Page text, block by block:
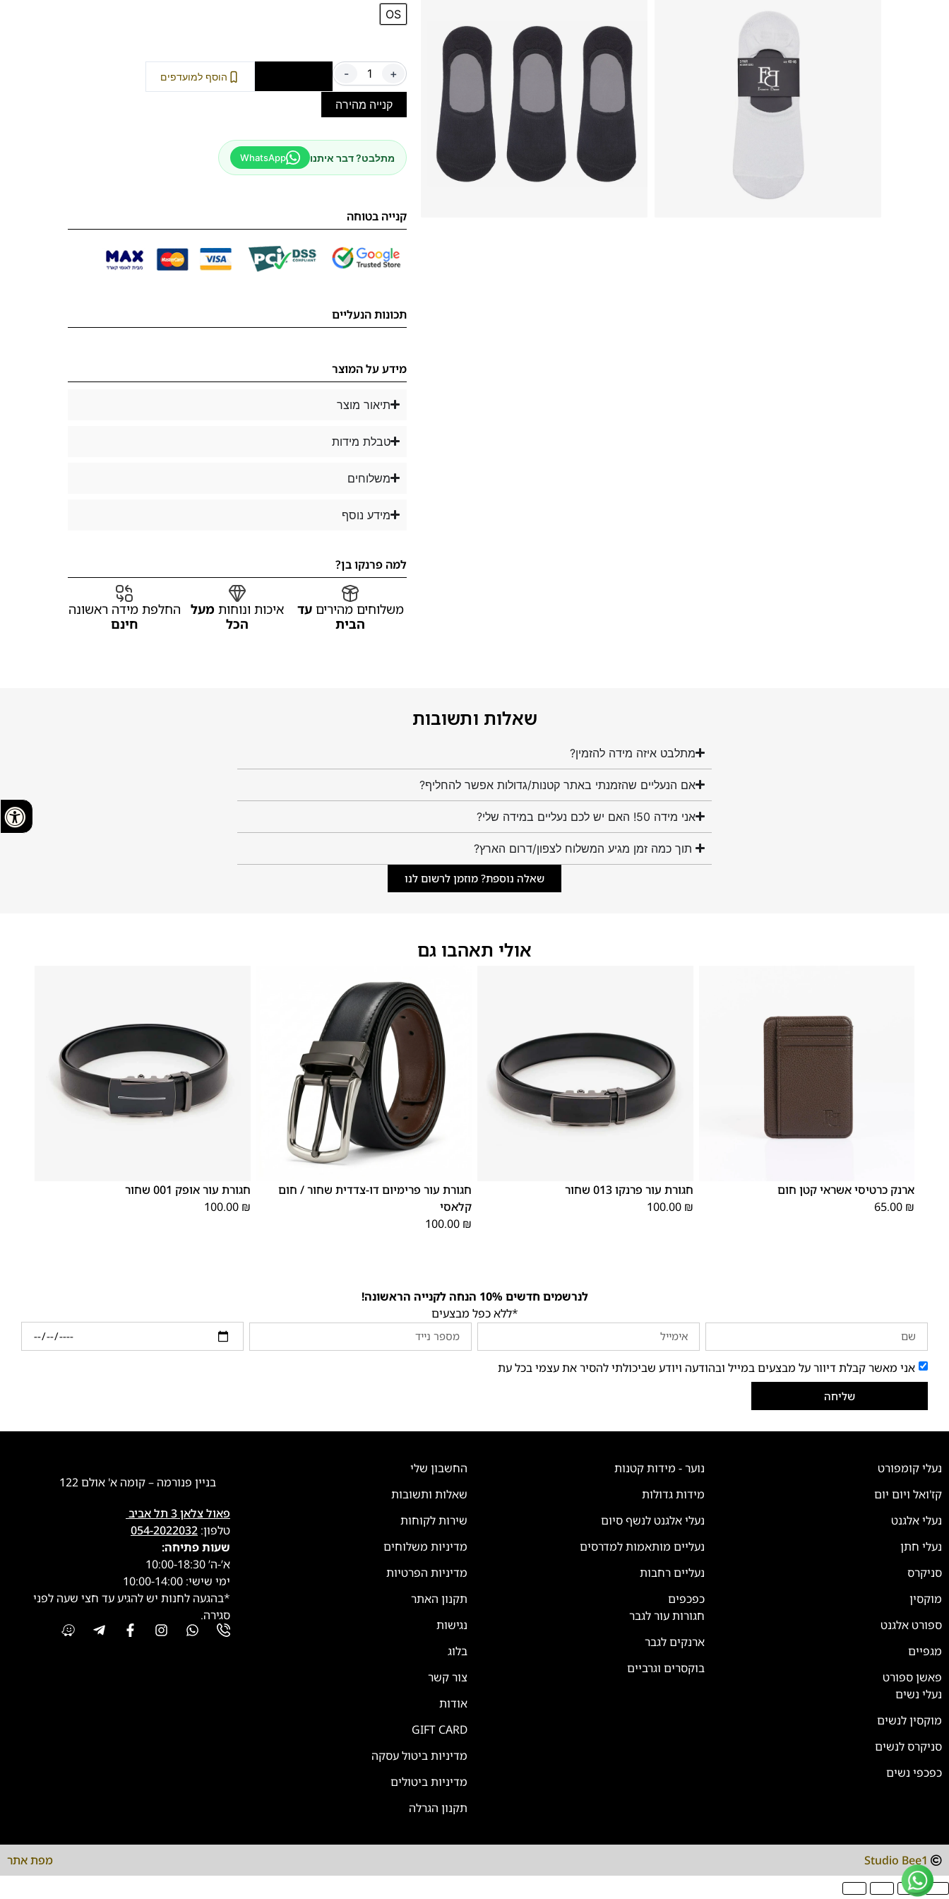
OS
- + הוסף למועדפים
קנייה מהירה
מתלבט? דבר איתנו WhatsApp
קנייה בטוחה
תכונות הנעליים
מידע על המוצר
תיאור מוצר
טבלת מידות
משלוחים
מידע נוסף
למה פרנקו בן?
משלוחים מהיריםעד
הבית
איכות ונוחות מעל
הכל
החלפת מידה ראשונה
חינם
שאלות ותשובות
מתלבט איזה מידה להזמין?
אם הנעליים שהזמנתי באתר קטנות/גדולות אפשר להחליף?
אני מידה 50! האם יש לכם נעליים במידה שלי?
תוך כמה זמן מגיע המשלוח לצפון/דרום הארץ?
שאלה נוספת? מוזמן לרשום לנו
אולי תאהבו גם
ארנק כרטיסי אשראי קטן חום
65.00 ₪
L
חגורת עור פרנקו 013 שחור
100.00 ₪
L
חגורת עור פרימיום דו-צדדית שחור / חום
קלאסי
100.00 ₪
L
חגורת עור אופק 001 שחור
100.00 ₪
לנרשמים חדשים 10% הנחה לקנייה הראשונה!
*ללא כפל מבצעים
אני מאשר קבלת דיוור על מבצעים במייל ובהודעה ויודע שביכולתי להסיר את עצמי בכל עת
שליחה
נעלי קומפורט
קז'ואל ויום יום
נעלי אלגנט
נעלי חתן
סניקרס
מוקסין
ספורט אלגנט
מגפיים
פאשן ספורט
נעלי נשים
מוקסין לנשים
סניקרס לנשים
כפכפי נשים
נוער - מידות קטנות
מידות גדולות
נעלי אלגנט לנשף סיום
נעליים מותאמות למדרסים
נעליים רחבות
כפכפים
חגורות עור לגבר
ארנקים לגבר
בוקסרים וגרביים
החשבון שלי
שאלות ותשובות
שירות לקוחות
מדיניות משלוחים
מדיניות הפרטיות
תקנון האתר
נגישות
בלוג
צור קשר
אודות
GIFT CARD
מדיניות ביטול עסקה
מדיניות ביטולים
תקנון הגרלה
בניין פנורמה – קומה א' אולם 122
פאול צלאן 3 תל אביב
טלפון: 054-2022032
שעות פתיחה:
א’-ה’ 10:00-18:30
ימי שישי: 10:00-14:00
*בהגעה לחנות יש להגיע עד חצי שעה לפני
סגירה.
Studio Bee1 מפת אתר
💬